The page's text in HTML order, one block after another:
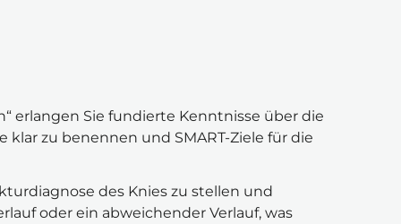
erlangen Sie fundierte Kenntnisse über die
zu benennen und SMART-Ziele für die
des Knies zu stellen und
oder ein abweichender Verlauf, was